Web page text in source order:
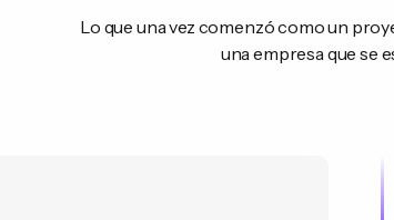
Lo que una vez comenzó como un
una empresa que se